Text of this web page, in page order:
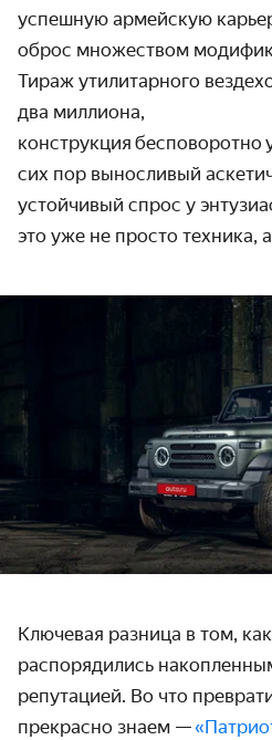
успешную армейскую
оброс множеством
Тираж утилитарного
два миллиона,
конструкция бесповоротно
сих пор выносливый
устойчивый спрос у
это уже не просто техника,
Ключевая разница в том,
распорядились
репутацией. Во что
прекрасно знаем —